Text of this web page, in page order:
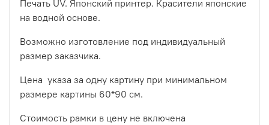
Печать UV. Японский принтер. Красители японские
на водной основе.
Возможно изготовление под индивидуальный
размер заказчика.
Цена указа за одну картину при минимальном
размере картины 60*90 см.
Стоимость рамки в цену не включена